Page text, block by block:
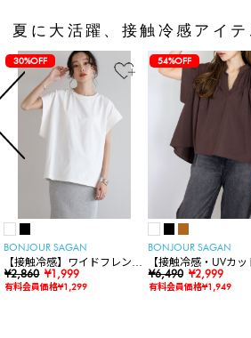
夏に大活躍、接触冷感アイテ
30%OFF
BONJOUR SAGAN
【接触冷感】ワイドフレンチ
スリーブTシャツ
¥2,860 ¥1,999
有料会員価格¥1,299
54%OFF
BONJOUR SAGAN
【接触冷感・UVカッ
ャーリングスキッパ
ス
¥6,490 ¥2,999
有料会員価格¥1,949